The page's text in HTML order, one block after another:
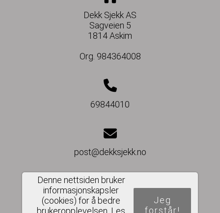
Dekk Sjekk AS
Sagveien 5
1814 Askim
Org. 984364008
69844010
post@dekksjekk.no
Del nettside
Denne nettsiden bruker
informasjonskapsler
(cookies) for å bedre
brukeropplevelsen. Les
Jeg
forstår!